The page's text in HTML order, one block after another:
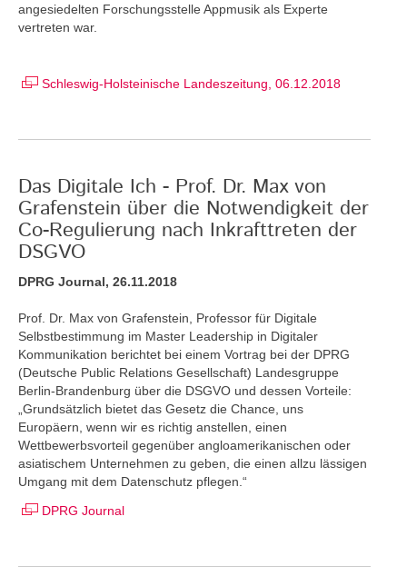
angesiedelten Forschungsstelle Appmusik als Experte
vertreten war.
Schleswig-Holsteinische Landeszeitung, 06.12.2018
Das Digitale Ich - Prof. Dr. Max von
Grafenstein über die Notwendigkeit der
Co-Regulierung nach Inkrafttreten der
DSGVO
DPRG Journal, 26.11.2018
Prof. Dr. Max von Grafenstein, Professor für Digitale
Selbstbestimmung im Master Leadership in Digitaler
Kommunikation berichtet bei einem Vortrag bei der DPRG
(Deutsche Public Relations Gesellschaft) Landesgruppe
Berlin-Brandenburg über die DSGVO und dessen Vorteile:
„Grundsätzlich bietet das Gesetz die Chance, uns
Europäern, wenn wir es richtig anstellen, einen
Wettbewerbsvorteil gegenüber angloamerikanischen oder
asiatischem Unternehmen zu geben, die einen allzu lässigen
Umgang mit dem Datenschutz pflegen.“
DPRG Journal